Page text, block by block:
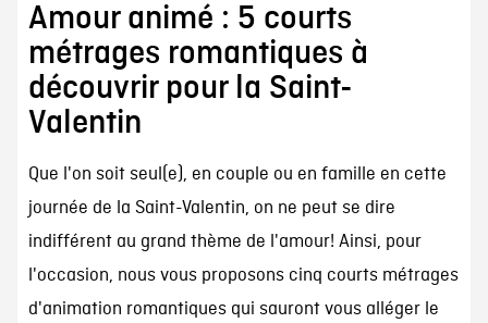
Amour animé : 5 courts
métrages romantiques à
découvrir pour la Saint-
Valentin
Que l'on soit seul(e), en couple ou en famille en cette
journée de la Saint-Valentin, on ne peut se dire
indifférent au grand thème de l'amour! Ainsi, pour
l'occasion, nous vous proposons cinq courts métrages
d'animation romantiques qui sauront vous alléger le